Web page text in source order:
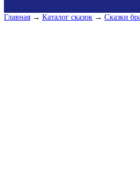
Главная → Каталог сказок → Сказки